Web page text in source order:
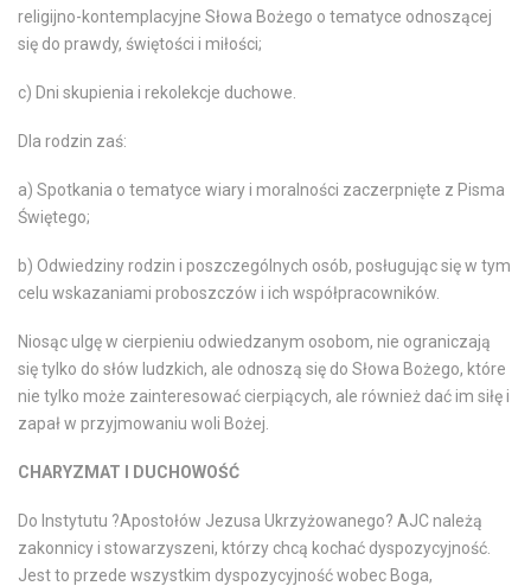
religijno-kontemplacyjne Słowa Bożego o tematyce odnoszącej
się do prawdy, świętości i miłości;
c) Dni skupienia i rekolekcje duchowe.
Dla rodzin zaś:
a) Spotkania o tematyce wiary i moralności zaczerpnięte z Pisma
Świętego;
b) Odwiedziny rodzin i poszczególnych osób, posługując się w tym
celu wskazaniami proboszczów i ich współpracowników.
Niosąc ulgę w cierpieniu odwiedzanym osobom, nie ograniczają
się tylko do słów ludzkich, ale odnoszą się do Słowa Bożego, które
nie tylko może zainteresować cierpiących, ale również dać im siłę i
zapał w przyjmowaniu woli Bożej.
CHARYZMAT I DUCHOWOŚĆ
Do Instytutu ?Apostołów Jezusa Ukrzyżowanego? AJC należą
zakonnicy i stowarzyszeni, którzy chcą kochać dyspozycyjność.
Jest to przede wszystkim dyspozycyjność wobec Boga,